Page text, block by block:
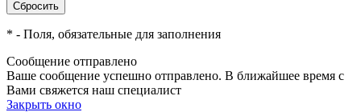
* - Поля, обязательные для заполнения
Сообщение отправлено
Ваше сообщение успешно отправлено. В ближайшее время с
Вами свяжется наш специалист
Закрыть окно